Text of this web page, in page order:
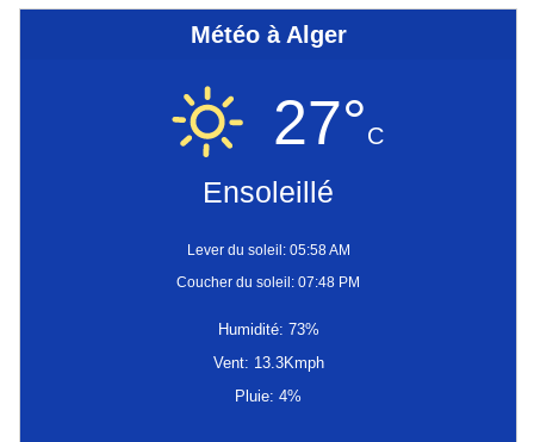
Météo à Alger
27°C
Ensoleillé
Lever du soleil: 05:58 AM
Coucher du soleil: 07:48 PM
Humidité: 73%
Vent: 13.3Kmph
Pluie: 4%